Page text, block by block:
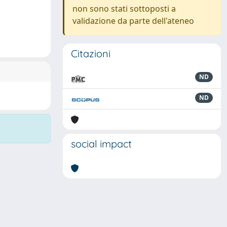
non sono stati sottoposti a
validazione da parte dell'ateneo
Citazioni
ND
ND
social impact